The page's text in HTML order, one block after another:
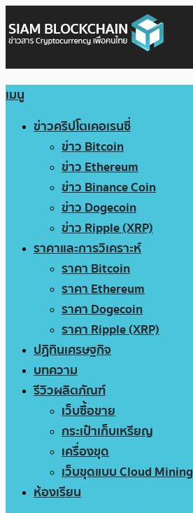
เมนู
ข่าวคริปโตเคอเรนซี่
ข่าว Bitcoin
ข่าว Ethereum
ข่าว Binance Coin
ข่าว Dogecoin
ข่าว Ripple (XRP)
ราคาและการวิเคราะห์
ราคา Bitcoin
ราคา Ethereum
ราคา Dogecoin
ราคา Ripple (XRP)
ปฏิทินเศรษฐกิจ
บทความ
รีวิวผลิตภัณฑ์
เว็บซื้อขาย
กระเป๋าเก็บเหรียญ
เครื่องขุด
เว็บขุดแบบ Cloud Mining
ห้องเรียน